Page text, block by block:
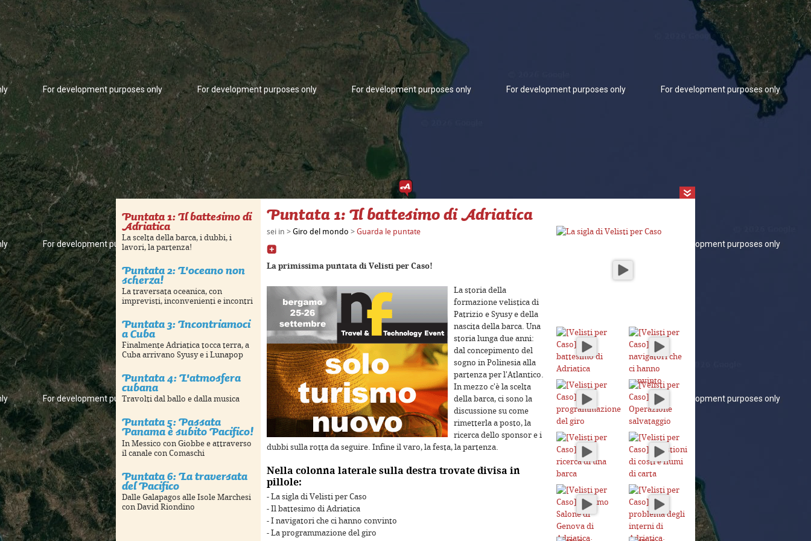
For development purposes only For development purposes only
For development purposes only
For development purposes only
For development purposes only
For development purposes only
For development purposes only For development purposes only For development purposes only
For development purposes only For development purposes only
For development purposes only
For development purposes only
Puntata 1: Il battesimo di
Adriatica
La scelta della barca, i dubbi, i
lavori, la partenza!
Puntata 2: L'oceano non
scherza!
La traversata oceanica, con
imprevisti, inconvenienti e incontri
Puntata 3: Incontriamoci
a Cuba
Finalmente Adriatica tocca terra, a
Cuba arrivano Syusy e i Lunapop
Puntata 4: L'atmosfera
cubana
Travolti dal ballo e dalla musica
Puntata 5: Passata
Panama è subito Pacifico!
In Messico con Giobbe e attraverso
il canale con Comaschi
Puntata 6: La traversata
del Pacifico
Dalle Galapagos alle Isole Marchesi
con David Riondino
Puntata 1: Il battesimo di Adriatica
sei in > Giro del mondo > Guarda le puntate
La primissima puntata di Velisti per Caso!
La storia della
formazione velistica di
Patrizio e Syusy e della
nascita della barca. Una
storia lunga due anni:
dal concepimento del
sogno in Polinesia alla
partenza per l'Atlantico.
In mezzo c'è la scelta
della barca, ci sono la
discussione su come
rimetterla a posto, la
ricerca dello sponsor e i
dubbi sulla rotta da seguire. Infine il varo, la festa, la partenza.
Nella colonna laterale sulla destra trovate divisa in
pillole:
- La sigla di Velisti per Caso
- Il battesimo di Adriatica
- I navigatori che ci hanno convinto
- La programmazione del giro